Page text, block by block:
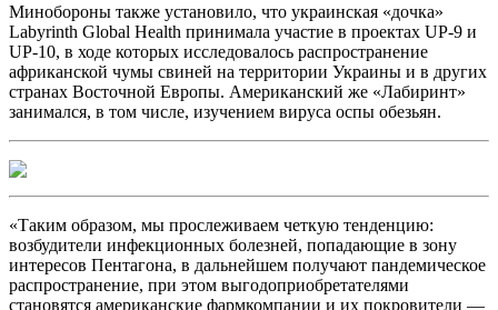
Минобороны также установило, что украинская «дочка»
Labyrinth Global Health принимала участие в проектах UP-9 и
UP-10, в ходе которых исследовалось распространение
африканской чумы свиней на территории Украины и в других
странах Восточной Европы. Американский же «Лабиринт»
занимался, в том числе, изучением вируса оспы обезьян.
«Таким образом, мы прослеживаем четкую тенденцию:
возбудители инфекционных болезней, попадающие в зону
интересов Пентагона, в дальнейшем получают пандемическое
распространение, при этом выгодоприобретателями
становятся американские фармкомпании и их покровители —